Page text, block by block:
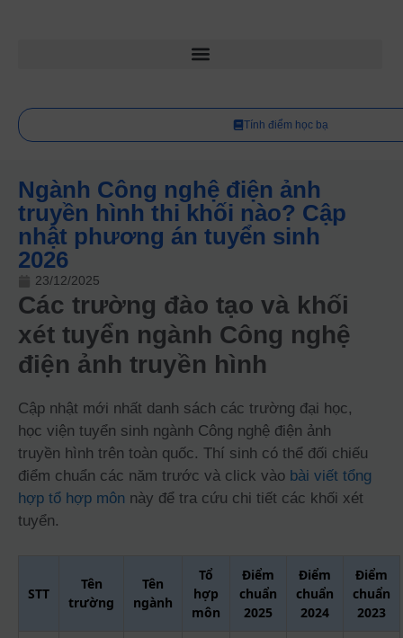
Tính điểm học bạ
Ngành Công nghệ điện ảnh
truyền hình thi khối nào? Cập
nhật phương án tuyển sinh
2026
23/12/2025
Các trường đào tạo và khối
xét tuyển ngành Công nghệ
điện ảnh truyền hình
Cập nhật mới nhất danh sách các trường đại học,
học viện tuyển sinh ngành Công nghệ điện ảnh
truyền hình trên toàn quốc. Thí sinh có thể đối chiếu
điểm chuẩn các năm trước và click vào bài viết tổng
hợp tổ hợp môn này để tra cứu chi tiết các khối xét
tuyển.
STT
Tên
trường
Tên
ngành
Tổ
hợp
môn
Điểm
chuẩn
2025
Điểm
chuẩn
2024
Điểm
chuẩn
2023